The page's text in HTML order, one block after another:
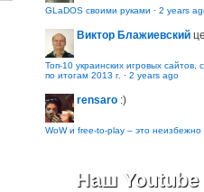
GLaDOS своими руками · 2 years
Виктор Блажиевский
Топ-10 украинских игровых сайтов,
по итогам 2013 г. · 2 years ago
rensaro :)
WoW и free-to-play – это неизбежно
Наш Youtube